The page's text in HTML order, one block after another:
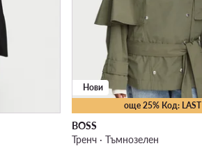
още 25% Код: LAST
Нови
BOSS
Тренч · Тъмнозелен